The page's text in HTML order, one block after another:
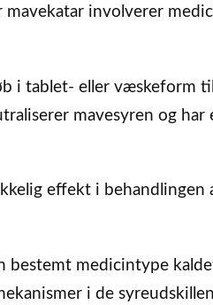
involverer
i tablet- eller væskeform
mavesyren og
effekt i behandlingen
bestemt medicintype
i de